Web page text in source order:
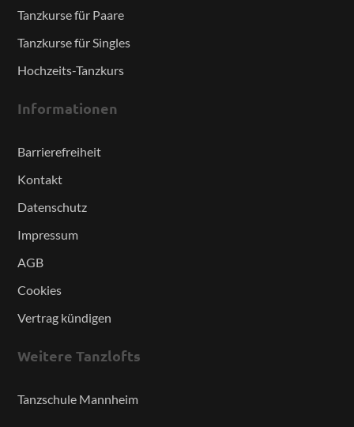
Tanzkurse für Paare
Tanzkurse für Singles
Hochzeits-Tanzkurs
Informationen
Barrierefreiheit
Kontakt
Datenschutz
Impressum
AGB
Cookies
Vertrag kündigen
Weitere Tanzlofts
Tanzschule Mannheim